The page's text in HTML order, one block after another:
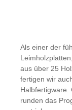
Als einer der
aus über 25
fertigen wir
Halbfertigware.
runden das